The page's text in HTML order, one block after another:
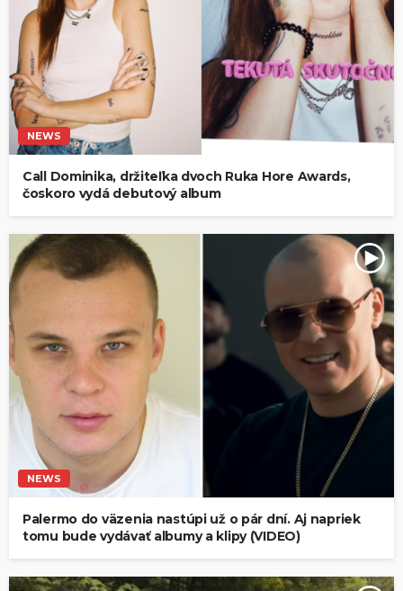
NEWS
Call Dominika, držiteľka dvoch Ruka Hore Awards,
čoskoro vydá debutový album
NEWS
Palermo do väzenia nastúpi už o pár dní. Aj napriek
tomu bude vydávať albumy a klipy (VIDEO)